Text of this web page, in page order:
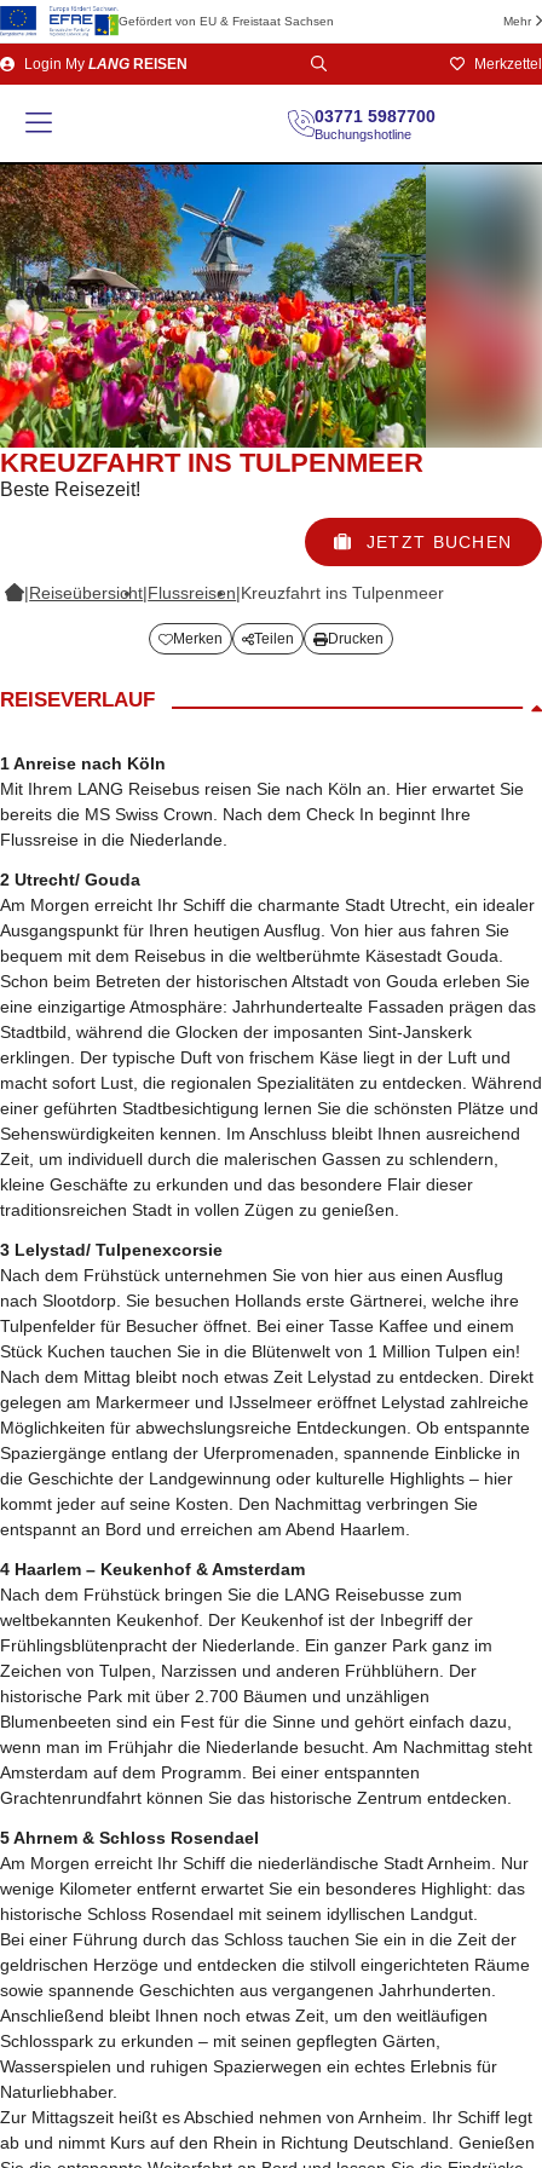
Gefördert von EU & Freistaat Sachsen Mehr
Direkt
zum
Login My LANG REISEN Merkzettel
03771 5987700
Buchungshotline
KREUZFAHRT INS TULPENMEER
Beste Reisezeit!
JETZT BUCHEN
|Reiseübersicht|Flussreisen|Kreuzfahrt ins Tulpenmeer
Merken Teilen Drucken
REISEVERLAUF
1 Anreise nach Köln
Mit Ihrem LANG Reisebus reisen Sie nach Köln an. Hier erwartet Sie
bereits die MS Swiss Crown. Nach dem Check In beginnt Ihre
Flussreise in die Niederlande.
2 Utrecht/ Gouda
Am Morgen erreicht Ihr Schiff die charmante Stadt Utrecht, ein idealer
Ausgangspunkt für Ihren heutigen Ausflug. Von hier aus fahren Sie
bequem mit dem Reisebus in die weltberühmte Käsestadt Gouda.
Schon beim Betreten der historischen Altstadt von Gouda erleben Sie
eine einzigartige Atmosphäre: Jahrhundertealte Fassaden prägen das
Stadtbild, während die Glocken der imposanten Sint-Janskerk
erklingen. Der typische Duft von frischem Käse liegt in der Luft und
macht sofort Lust, die regionalen Spezialitäten zu entdecken. Während
einer geführten Stadtbesichtigung lernen Sie die schönsten Plätze und
Sehenswürdigkeiten kennen. Im Anschluss bleibt Ihnen ausreichend
Zeit, um individuell durch die malerischen Gassen zu schlendern,
kleine Geschäfte zu erkunden und das besondere Flair dieser
traditionsreichen Stadt in vollen Zügen zu genießen.
3 Lelystad/ Tulpenexcorsie
Nach dem Frühstück unternehmen Sie von hier aus einen Ausflug
nach Slootdorp. Sie besuchen Hollands erste Gärtnerei, welche ihre
Tulpenfelder für Besucher öffnet. Bei einer Tasse Kaffee und einem
Stück Kuchen tauchen Sie in die Blütenwelt von 1 Million Tulpen ein!
Nach dem Mittag bleibt noch etwas Zeit Lelystad zu entdecken. Direkt
gelegen am Markermeer und IJsselmeer eröffnet Lelystad zahlreiche
Möglichkeiten für abwechslungsreiche Entdeckungen. Ob entspannte
Spaziergänge entlang der Uferpromenaden, spannende Einblicke in
die Geschichte der Landgewinnung oder kulturelle Highlights – hier
kommt jeder auf seine Kosten. Den Nachmittag verbringen Sie
entspannt an Bord und erreichen am Abend Haarlem.
4 Haarlem – Keukenhof & Amsterdam
Nach dem Frühstück bringen Sie die LANG Reisebusse zum
weltbekannten Keukenhof. Der Keukenhof ist der Inbegriff der
Frühlingsblütenpracht der Niederlande. Ein ganzer Park ganz im
Zeichen von Tulpen, Narzissen und anderen Frühblühern. Der
historische Park mit über 2.700 Bäumen und unzähligen
Blumenbeeten sind ein Fest für die Sinne und gehört einfach dazu,
wenn man im Frühjahr die Niederlande besucht. Am Nachmittag steht
Amsterdam auf dem Programm. Bei einer entspannten
Grachtenrundfahrt können Sie das historische Zentrum entdecken.
5 Ahrnem & Schloss Rosendael
Am Morgen erreicht Ihr Schiff die niederländische Stadt Arnheim. Nur
wenige Kilometer entfernt erwartet Sie ein besonderes Highlight: das
historische Schloss Rosendael mit seinem idyllischen Landgut.
Bei einer Führung durch das Schloss tauchen Sie ein in die Zeit der
geldrischen Herzöge und entdecken die stilvoll eingerichteten Räume
sowie spannende Geschichten aus vergangenen Jahrhunderten.
Anschließend bleibt Ihnen noch etwas Zeit, um den weitläufigen
Schlosspark zu erkunden – mit seinen gepflegten Gärten,
Wasserspielen und ruhigen Spazierwegen ein echtes Erlebnis für
Naturliebhaber.
Zur Mittagszeit heißt es Abschied nehmen von Arnheim. Ihr Schiff legt
ab und nimmt Kurs auf den Rhein in Richtung Deutschland. Genießen